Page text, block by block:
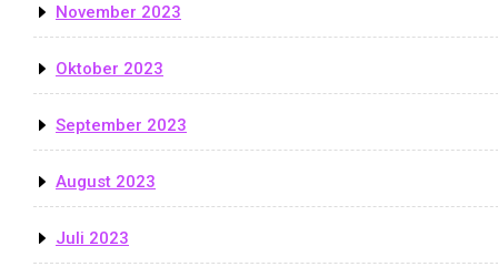
November 2023
Oktober 2023
September 2023
August 2023
Juli 2023